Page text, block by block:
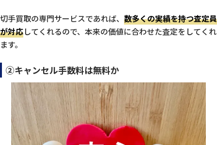
切手買取の専門サービスであれば、 数多くの実績を持つ査定員
が対応してくれるので、本来の価値に合わせた査定をしてくれ
ます。
②キャンセル手数料は無料か